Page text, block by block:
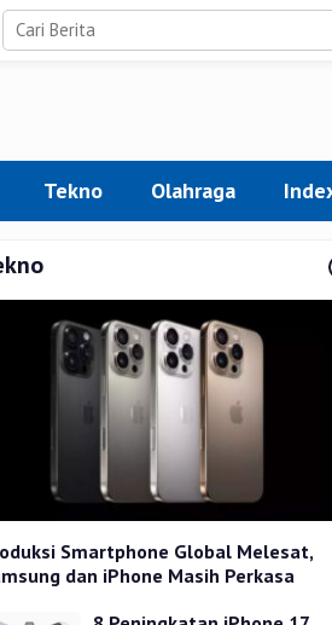
Tekno Olahraga
Smartphone Global Melesat,
dan iPhone Masih Perkasa